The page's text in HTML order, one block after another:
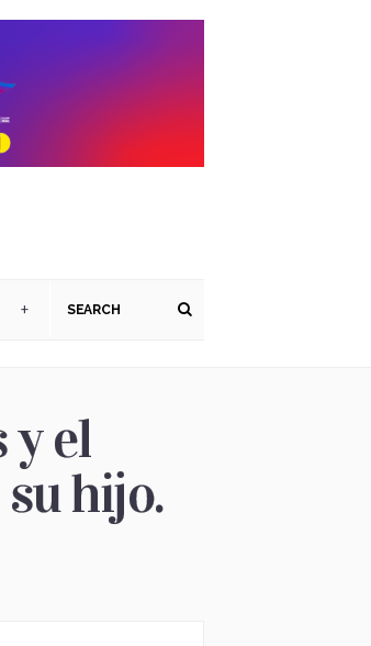
+
y el
hijo.